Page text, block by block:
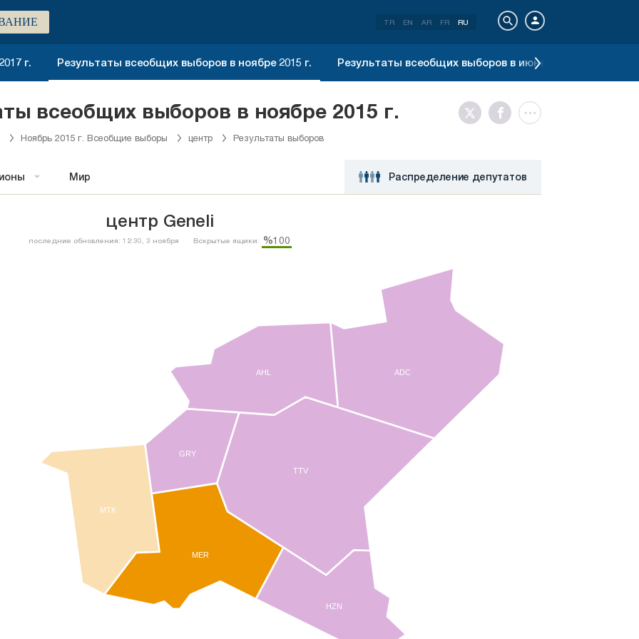
TR EN AR FR RU
г. Результаты всеобщих выборов в ноябре 2015 г. Результаты всеобщих выборов в июне 2015 г.
всеобщих выборов в ноябре 2015 г.
Ноябрь 2015 г. Всеобщие выборы центр Результаты выборов
Мир Распределение депутатов
центр Geneli
последние обновления: 12:30, 3 ноября Вскрытые ящики: %100
ADC
AHL
MER
HZN
MTK
TTV
GRY